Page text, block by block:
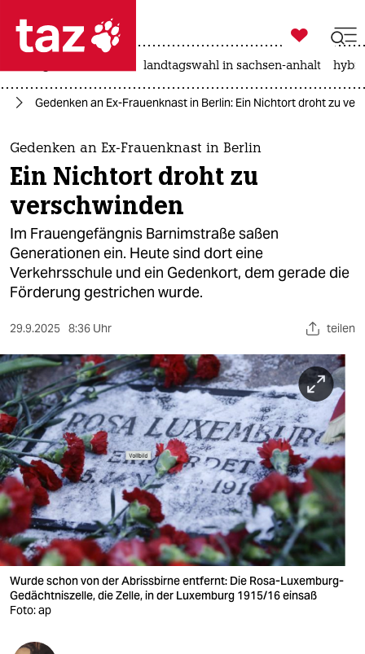
 taz zahl ich
taz zahl ich
themen
politik
öko
gesellschaft
kultur
sport
berlin
nord
wahrheit
verlag
verlag
veranstaltungen
fragen & hilfe
unterstützen

taz zahl ich
landtagswahl in sachsen-anhalt
Gedenken an Ex-Frauenknast in Berlin: Ein Nichtort droht zu
Gedenken an Ex-Frauenknast in Berlin
Ein Nichtort droht zu
verschwinden
Im Frauengefängnis Barnimstraße saßen
Generationen ein. Heute sind dort eine
Verkehrsschule und ein Gedenkort, dem gerade die
Förderung gestrichen wurde.
29.9.2025 8:36 Uhr teilen
Wurde schon von der Abrissbirne entfernt: Die Rosa-Luxem­burg-
Gedächtniszelle, die Zelle, in der Luxemburg 1915/16 ­einsaß
Foto: ap